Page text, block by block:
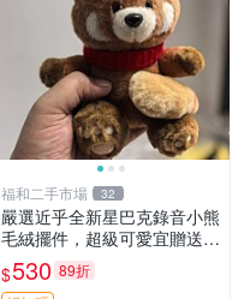
福和二手市場 32
嚴選近乎全新星巴克錄音小熊
毛絨擺件，超級可愛宜贈送掛
飾 錄音小熊 毛絨擺件 贈品
$530 89折